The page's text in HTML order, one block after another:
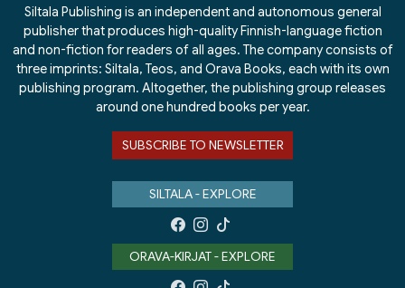
Siltala Publishing is an independent and autonomous general
publisher that produces high-quality Finnish-language fiction
and non-fiction for readers of all ages. The company consists of
three imprints: Siltala, Teos, and Orava Books, each with its own
publishing program. Altogether, the publishing group releases
around one hundred books per year.
SUBSCRIBE TO NEWSLETTER
SILTALA - EXPLORE
ORAVA-KIRJAT - EXPLORE